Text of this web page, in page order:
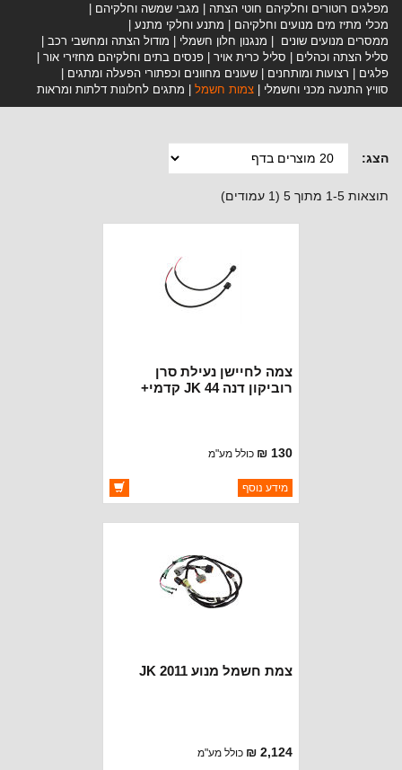
מפלגים רוטורים וחלקיהם חוטי הצתה
מגבי שמשה וחלקיהם
מכלי מתיז מים מנועים וחלקיהם
מתנע וחלקי מתנע
ממסרים מנועים שונים
מנגנון חלון חשמלי
מודול הצתה ומחשבי רכב
סליל הצתה וכהלים
סליל כרית אויר
פנסים בתים וחלקיהם מחזירי אור
פלגים
רצועות ומותחנים
שעונים מחוונים וכפתורי הפעלה ומתגים
סוויץ התנעה מכני וחשמלי
צמות חשמל מתגים לחלונות דלתות ומראות
הצג:
תוצאות 1-5 מתוך 5 (1 עמודים)
צמה לחיישן נעילת סרן
רוביקון דנה 44 JK קדמי+
130 ₪ כולל מע"מ
ברקוד: 5155359
יצרן:OAKMAN OFFROAD
מידע נוסף
צמת חשמל מנוע JK 2011
2,124 ₪ כולל מע"מ